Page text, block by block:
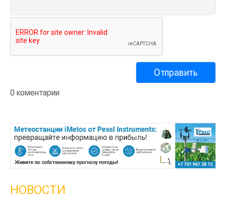
0 коментарии
НОВОСТИ